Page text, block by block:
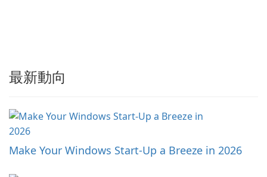
最新動向
Make Your Windows Start-Up a Breeze in 2026